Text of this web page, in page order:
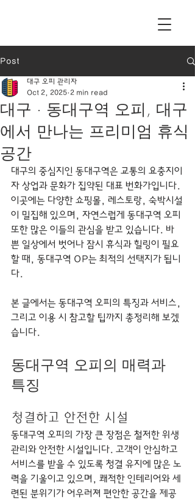
Post
대구 · 동대구역 오피, 대구
에서 만나는 프리미엄 휴식
공간
대구 오피 관리자
Oct 2, 2025 2 min read
대구의 중심지인 동대구역은 교통의 요충지이
자 상업과 문화가 집약된 대표 번화가입니다.
이곳에는 다양한 쇼핑몰, 레스토랑, 숙박시설
이 밀집해 있으며, 자연스럽게 동대구역 오피
또한 많은 이들의 관심을 받고 있습니다. 바
쁜 일상에서 벗어나 잠시 휴식과 힐링이 필요
할 때, 동대구역 OP는 최적의 선택지가 됩니
다.
본 글에서는 동대구역 오피의 특징과 서비스,
그리고 이용 시 참고할 팁까지 총정리해 보겠
습니다.
동대구역 오피의 매력과
특징
청결하고 안전한 시설
동대구역 오피의 가장 큰 장점은 철저한 위생
관리와 안전한 시설입니다. 고객이 안심하고
서비스를 받을 수 있도록 청결 유지에 많은 노
력을 기울이고 있으며, 쾌적한 인테리어와 세
련된 분위기가 어우러져 편안한 공간을 제공